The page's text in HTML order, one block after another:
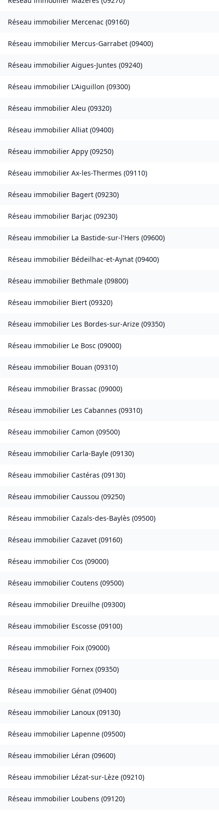
Réseau immobilier Mercenac (09160)
Réseau immobilier Mercus-Garrabet (09400)
Réseau immobilier Aigues-Juntes (09240)
Réseau immobilier L'Aiguillon (09300)
Réseau immobilier Aleu (09320)
Réseau immobilier Alliat (09400)
Réseau immobilier Appy (09250)
Réseau immobilier Ax-les-Thermes (09110)
Réseau immobilier Bagert (09230)
Réseau immobilier Barjac (09230)
Réseau immobilier La Bastide-sur-l'Hers (09600)
Réseau immobilier Bédeilhac-et-Aynat (09400)
Réseau immobilier Bethmale (09800)
Réseau immobilier Biert (09320)
Réseau immobilier Les Bordes-sur-Arize (09350)
Réseau immobilier Le Bosc (09000)
Réseau immobilier Bouan (09310)
Réseau immobilier Brassac (09000)
Réseau immobilier Les Cabannes (09310)
Réseau immobilier Camon (09500)
Réseau immobilier Carla-Bayle (09130)
Réseau immobilier Castéras (09130)
Réseau immobilier Caussou (09250)
Réseau immobilier Cazals-des-Baylès (09500)
Réseau immobilier Cazavet (09160)
Réseau immobilier Cos (09000)
Réseau immobilier Coutens (09500)
Réseau immobilier Dreuilhe (09300)
Réseau immobilier Escosse (09100)
Réseau immobilier Foix (09000)
Réseau immobilier Fornex (09350)
Réseau immobilier Génat (09400)
Réseau immobilier Lanoux (09130)
Réseau immobilier Lapenne (09500)
Réseau immobilier Léran (09600)
Réseau immobilier Lézat-sur-Lèze (09210)
Réseau immobilier Loubens (09120)